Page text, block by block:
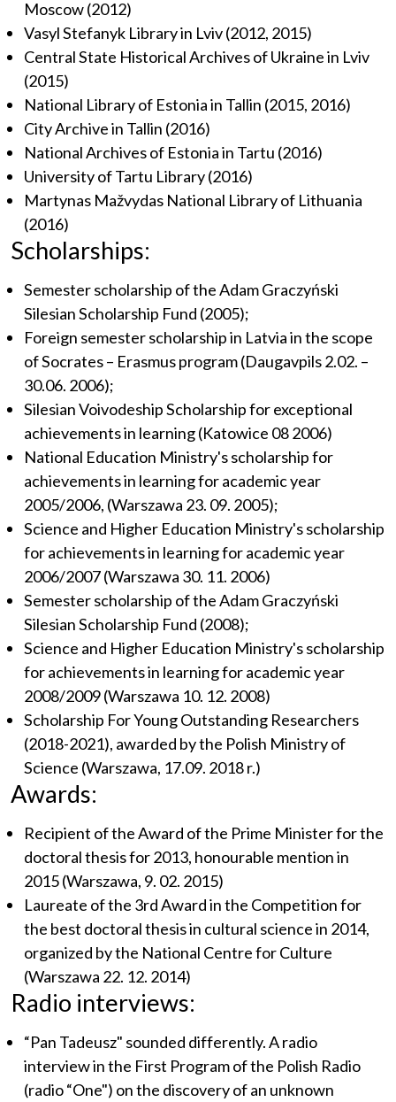
Moscow (2012)
Vasyl Stefanyk Library in Lviv (2012, 2015)
Central State Historical Archives of Ukraine in Lviv
(2015)
National Library of Estonia in Tallin (2015, 2016)
City Archive in Tallin (2016)
National Archives of Estonia in Tartu (2016)
University of Tartu Library (2016)
Martynas Mažvydas National Library of Lithuania
(2016)
Scholarships:
Semester scholarship of the Adam Graczyński
Silesian Scholarship Fund (2005);
Foreign semester scholarship in Latvia in the scope
of Socrates – Erasmus program (Daugavpils 2.02. –
30.06. 2006);
Silesian Voivodeship Scholarship for exceptional
achievements in learning (Katowice 08 2006)
National Education Ministry's scholarship for
achievements in learning for academic year
2005/2006, (Warszawa 23. 09. 2005);
Science and Higher Education Ministry's scholarship
for achievements in learning for academic year
2006/2007 (Warszawa 30. 11. 2006)
Semester scholarship of the Adam Graczyński
Silesian Scholarship Fund (2008);
Science and Higher Education Ministry's scholarship
for achievements in learning for academic year
2008/2009 (Warszawa 10. 12. 2008)
Scholarship For Young Outstanding Researchers
(2018-2021), awarded by the Polish Ministry of
Science (Warszawa, 17.09. 2018 r.)
Awards:
Recipient of the Award of the Prime Minister for the
doctoral thesis for 2013, honourable mention in
2015 (Warszawa, 9. 02. 2015)
Laureate of the 3rd Award in the Competition for
the best doctoral thesis in cultural science in 2014,
organized by the National Centre for Culture
(Warszawa 22. 12. 2014)
Radio interviews:
“Pan Tadeusz" sounded differently. A radio
interview in the First Program of the Polish Radio
(radio “One") on the discovery of an unknown